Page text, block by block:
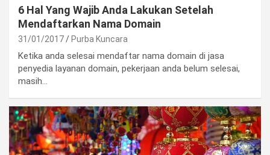
6 Hal Yang Wajib Anda Lakukan Setelah
Mendaftarkan Nama Domain
31/01/2017 Purba Kuncara
Ketika anda selesai mendaftar nama domain di jasa
penyedia layanan domain, pekerjaan anda belum selesai,
masih…